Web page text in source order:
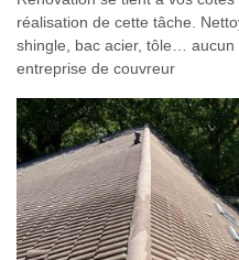
réalisation de cette tâche.
shingle, bac acier, tôle… aucun
entreprise de couvreur